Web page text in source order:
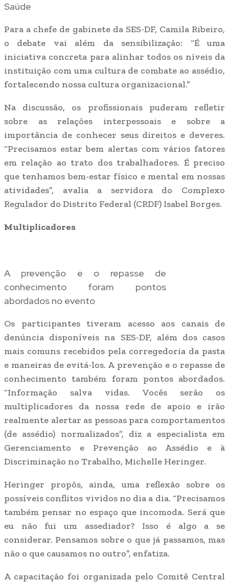
Saúde
Para a chefe de gabinete da SES-DF, Camila Ribeiro,
o debate vai além da sensibilização: “É uma
iniciativa concreta para alinhar todos os níveis da
instituição com uma cultura de combate ao assédio,
fortalecendo nossa cultura organizacional.”
Na discussão, os profissionais puderam refletir
sobre as relações interpessoais e sobre a
importância de conhecer seus direitos e deveres.
“Precisamos estar bem alertas com vários fatores
em relação ao trato dos trabalhadores. É preciso
que tenhamos bem-estar físico e mental em nossas
atividades”, avalia a servidora do Complexo
Regulador do Distrito Federal (CRDF) Isabel Borges.
Multiplicadores
A prevenção e o repasse de
conhecimento foram pontos
abordados no evento
Os participantes tiveram acesso aos canais de
denúncia disponíveis na SES-DF, além dos casos
mais comuns recebidos pela corregedoria da pasta
e maneiras de evitá-los. A prevenção e o repasse de
conhecimento também foram pontos abordados.
“Informação salva vidas. Vocês serão os
multiplicadores da nossa rede de apoio e irão
realmente alertar as pessoas para comportamentos
(de assédio) normalizados”, diz a especialista em
Gerenciamento e Prevenção ao Assédio e à
Discriminação no Trabalho, Michelle Heringer.
Heringer propôs, ainda, uma reflexão sobre os
possíveis conflitos vividos no dia a dia. “Precisamos
também pensar no espaço que incomoda. Será que
eu não fui um assediador? Isso é algo a se
considerar. Pensamos sobre o que já passamos, mas
não o que causamos no outro”, enfatiza.
A capacitação foi organizada pelo Comitê Central